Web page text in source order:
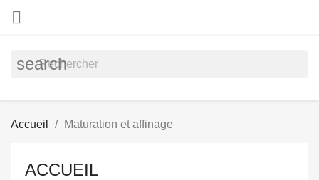

search
Accueil Maturation et affinage
ACCUEIL